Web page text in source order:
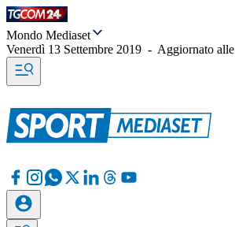
Mondo Mediaset
Venerdì 13 Settembre 2019 - Aggiornato alle